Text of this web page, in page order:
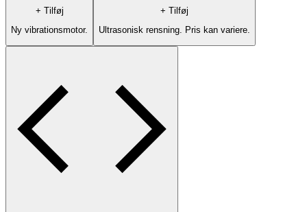
+ Tilføj
Ny vibrationsmotor.
+ Tilføj
Ultrasonisk rensning. Pris kan variere.